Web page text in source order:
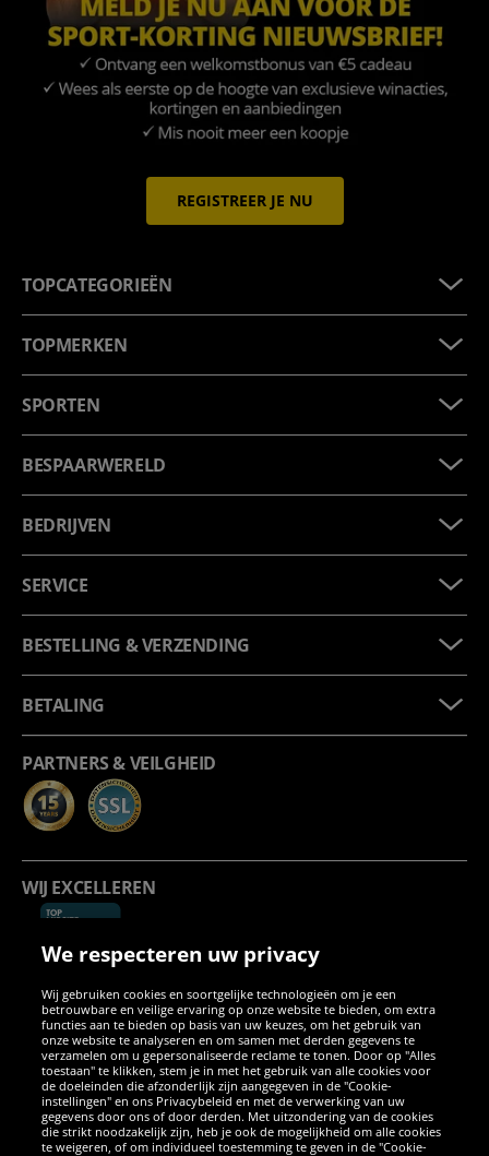
REGISTREER JE NU
TOPCATEGORIEËN
TOPMERKEN
SPORTEN
BESPAARWERELD
BEDRIJVEN
SERVICE
BESTELLING & VERZENDING
BETALING
PARTNERS & VEILGHEID
WIJ EXCELLEREN
SOCIALE MEDIA
FacebookInstagram
WhatsApp
TikTokTwitterYouTube
We respecteren uw privacy
Wij gebruiken cookies en soortgelijke technologieën om je een
betrouwbare en veilige ervaring op onze website te bieden, om extra
functies aan te bieden op basis van uw keuzes, om het gebruik van
onze website te analyseren en om samen met derden gegevens te
verzamelen om u gepersonaliseerde reclame te tonen. Door op "Alles
toestaan" te klikken, stem je in met het gebruik van alle cookies voor
de doeleinden die afzonderlijk zijn aangegeven in de "Cookie-
instellingen" en ons Privacybeleid en met de verwerking van uw
gegevens door ons of door derden. Met uitzondering van de cookies
die strikt noodzakelijk zijn, heb je ook de mogelijkheid om alle cookies
te weigeren, of om individueel toestemming te geven in de "Cookie-